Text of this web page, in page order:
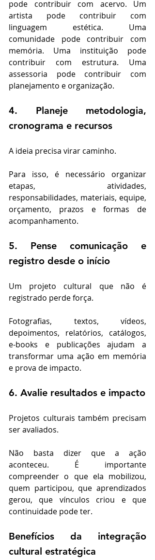
pode contribuir com acervo. Um
artista pode contribuir com
linguagem estética. Uma
comunidade pode contribuir com
memória. Uma instituição pode
contribuir com estrutura. Uma
assessoria pode contribuir com
planejamento e organização.
4. Planeje metodologia,
cronograma e recursos
A ideia precisa virar caminho.
Para isso, é necessário organizar
etapas, atividades,
responsabilidades, materiais, equipe,
orçamento, prazos e formas de
acompanhamento.
5. Pense comunicação e
registro desde o início
Um projeto cultural que não é
registrado perde força.
Fotografias, textos, vídeos,
depoimentos, relatórios, catálogos,
e-books e publicações ajudam a
transformar uma ação em memória
e prova de impacto.
6. Avalie resultados e impacto
Projetos culturais também precisam
ser avaliados.
Não basta dizer que a ação
aconteceu. É importante
compreender o que ela mobilizou,
quem participou, que aprendizados
gerou, que vínculos criou e que
continuidade pode ter.
Benefícios da integração
cultural estratégica